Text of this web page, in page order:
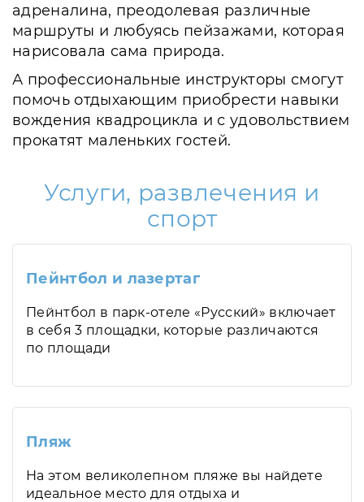
адреналина, преодолевая различные
маршруты и любуясь пейзажами, которая
нарисовала сама природа.
А профессиональные инструкторы смогут
помочь отдыхающим приобрести навыки
вождения квадроцикла и с удовольствием
прокатят маленьких гостей.
Услуги, развлечения и
спорт
Пейнтбол и лазертаг
Пейнтбол в парк-отеле «Русский» включает
в себя 3 площадки, которые различаются
по площади
Пляж
На этом великолепном пляже вы найдете
идеальное место для отдыха и